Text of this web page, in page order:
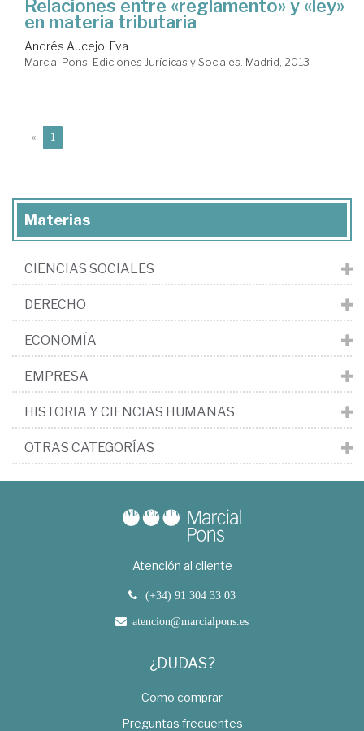
Relaciones entre «reglamento» y «ley»
en materia tributaria
Andrés Aucejo, Eva
Marcial Pons, Ediciones Jurídicas y Sociales. Madrid, 2013
« 1
Materias
CIENCIAS SOCIALES
DERECHO
ECONOMÍA
EMPRESA
HISTORIA Y CIENCIAS HUMANAS
OTRAS CATEGORÍAS
Atención al cliente
(+34) 91 304 33 03
atencion@marcialpons.es
¿DUDAS?
Como comprar
Preguntas frecuentes